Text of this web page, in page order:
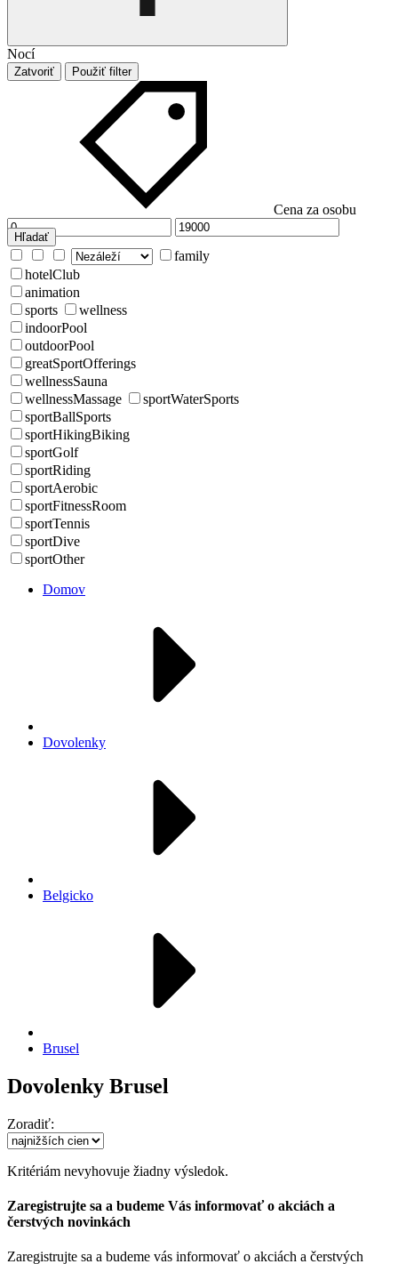
Nocí
Zatvoriť Použiť filter
Cena za osobu
Hľadať
family
hotelClub
animation
sports
wellness
indoorPool
outdoorPool
greatSportOfferings
wellnessSauna
wellnessMassage
sportWaterSports
sportBallSports
sportHikingBiking
sportGolf
sportRiding
sportAerobic
sportFitnessRoom
sportTennis
sportDive
sportOther
Domov
Dovolenky
Belgicko
Brusel
Dovolenky Brusel
Zoradiť:
Kritériám nevyhovuje žiadny výsledok.
Zaregistrujte sa a budeme Vás informovať o akciách a
čerstvých novinkách
Zaregistrujte sa a budeme vás informovať o akciách a čerstvých